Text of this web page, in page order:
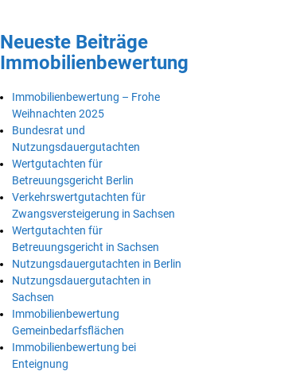
Neueste Beiträge
Immobilienbewertung
Immobilienbewertung – Frohe
Weihnachten 2025
Bundesrat und
Nutzungsdauergutachten
Wertgutachten für
Betreuungsgericht Berlin
Verkehrswertgutachten für
Zwangsversteigerung in Sachsen
Wertgutachten für
Betreuungsgericht in Sachsen
Nutzungsdauergutachten in Berlin
Nutzungsdauergutachten in
Sachsen
Immobilienbewertung
Gemeinbedarfsflächen
Immobilienbewertung bei
Enteignung